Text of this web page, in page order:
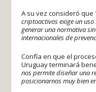
A su vez consideró que
criptoactivos exige un
generar una normativa
internacionales de
Confía en que el
Uruguay terminará
nos permite diseñar una
posicionarnos muy bien